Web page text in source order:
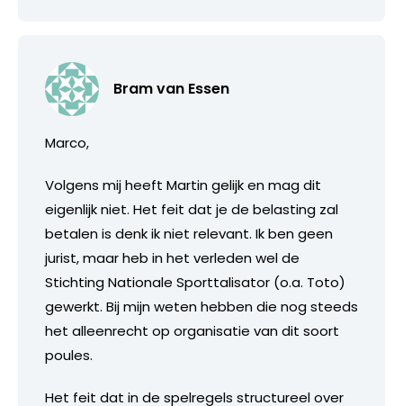
Bram van Essen
Marco,
Volgens mij heeft Martin gelijk en mag dit
eigenlijk niet. Het feit dat je de belasting zal
betalen is denk ik niet relevant. Ik ben geen
jurist, maar heb in het verleden wel de
Stichting Nationale Sporttalisator (o.a. Toto)
gewerkt. Bij mijn weten hebben die nog steeds
het alleenrecht op organisatie van dit soort
poules.
Het feit dat in de spelregels structureel over